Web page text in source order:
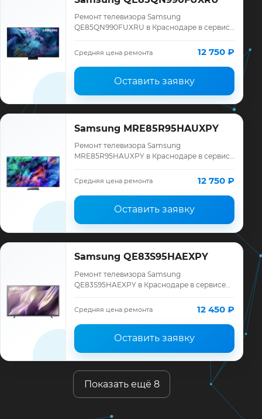
Ремонт телевизора Samsung
QE85QN990FUXRU в Краснодаре в сервисе
Samsung, смета до ремонта, запчасти и
гарантия до 12 меся…
Средняя цена ремонта 12 750 ₽
Оставить заявку
Samsung MRE85R95HAUXPY
Ремонт телевизора Samsung
MRE85R95HAUXPY в Краснодаре в сервисе
Samsung, смета до ремонта, запчасти и
Средняя цена ремонта 12 750 ₽
Оставить заявку
Samsung QE83S95HAEXPY
Ремонт телевизора Samsung
QE83S95HAEXPY в Краснодаре в сервисе
Samsung, смета до ремонта, запчасти и
гарантия до 12 месяц…
Средняя цена ремонта 12 450 ₽
Оставить заявку
Показать ещё 8